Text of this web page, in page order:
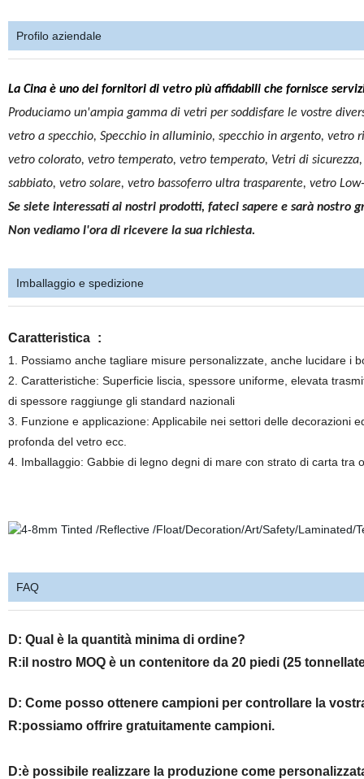
Profilo aziendale
La Cina è uno dei fornitori di vetro più affidabili che fornisce
Produciamo un'ampia gamma di vetri per soddisfare le vostre
vetro a specchio, Specchio in alluminio, specchio in argento,
vetro colorato, vetro temperato, vetro temperato, Vetri di
sabbiato, vetro solare, vetro bassoferro ultra trasparente, vetro
Se siete interessati ai nostri prodotti, fateci sapere e sarà nostro
Non vediamo l'ora di ricevere la sua richiesta.
Imballaggio e spedizione
Caratteristica :
1. Possiamo anche tagliare misure personalizzate, anche lucidare i
2. Caratteristiche: Superficie liscia, spessore uniforme, elevata
di spessore raggiunge gli standard nazionali
3. Funzione e applicazione: Applicabile nei settori delle decorazioni
profonda del vetro ecc.
4. Imballaggio: Gabbie di legno degni di mare con strato di carta tra
FAQ
D: Qual è la quantità minima di ordine?
R:il nostro MOQ è un contenitore da 20 piedi (25
D: Come posso ottenere campioni per controllare la
R:possiamo offrire gratuitamente campioni.
D:è possibile realizzare la produzione come